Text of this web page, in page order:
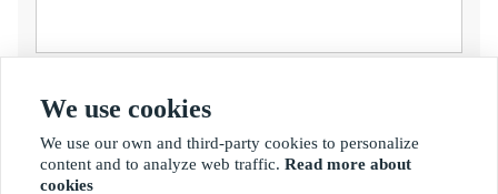
submeter
We use cookies
We use our own and third-party cookies to personalize
content and to analyze web traffic. Read more about
cookies